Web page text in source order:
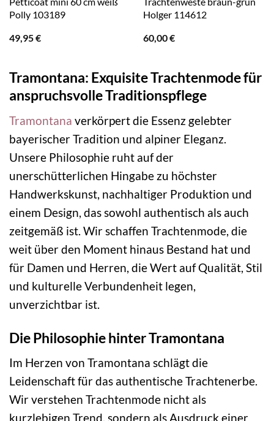
Polly 103189
49,95€
Holger 114612
60,00€
Tramontana: Exquisite Trachtenmode für
anspruchsvolle Traditionspflege
Tramontana verkörpert die Essenz gelebter
bayerischer Tradition und alpiner Eleganz.
Unsere Philosophie ruht auf der
unerschütterlichen Hingabe zu höchster
Handwerkskunst, nachhaltiger Produktion und
einem Design, das sowohl authentisch als auch
zeitgemäß ist. Wir schaffen Trachtenmode, die
weit über den Moment hinaus Bestand hat und
für Damen und Herren, die Wert auf Qualität, Stil
und kulturelle Verbundenheit legen,
unverzichtbar ist.
Die Philosophie hinter Tramontana
Im Herzen von Tramontana schlägt die
Leidenschaft für das authentische Trachtenerbe.
Wir verstehen Trachtenmode nicht als
kurzlebigen Trend, sondern als Ausdruck einer